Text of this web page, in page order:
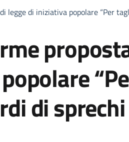
legge di iniziativa popolare “Per
di